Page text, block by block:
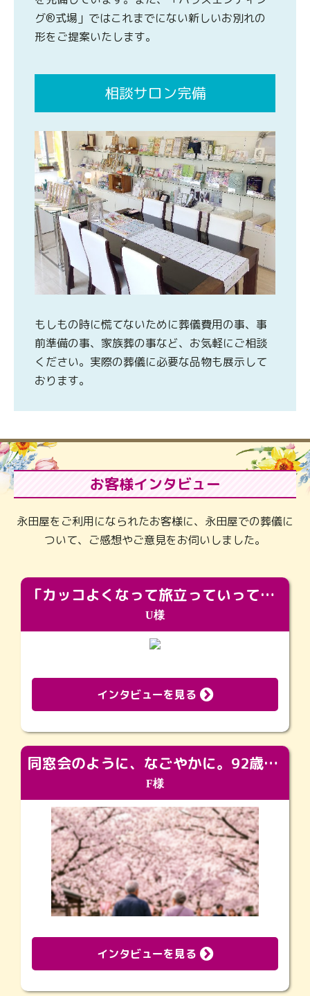
グ®式場」ではこれまでにない新しいお別れの
形をご提案いたします。
相談サロン完備
もしもの時に慌てないために葬儀費用の事、事
前準備の事、家族葬の事など、お気軽にご相談
ください。実際の葬儀に必要な品物も展示して
おります。
お客様インタビュー
永田屋をご利用になられたお客様に、永田屋での葬儀に
ついて、ご感想やご意見をお伺いしました。
「カッコよくなって旅立っていってくれました（笑）もっとカッコいいって言ってあげればよかったな」
U様
インタビューを見る
同窓会のように、なごやかに。92歳の旅立ちを彩った、再会と感謝の場
F様
インタビューを見る